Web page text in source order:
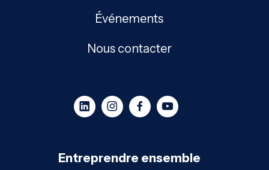
Événements
Nous contacter
Entreprendre ensemble